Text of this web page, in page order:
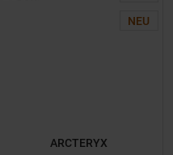
NEU
ARCTERYX